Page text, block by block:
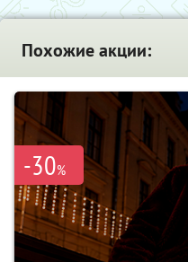
Похожие акции:
-30%